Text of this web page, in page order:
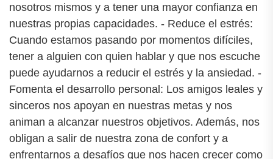
nosotros mismos y a tener una mayor confianza en
nuestras propias capacidades. - Reduce el estrés:
Cuando estamos pasando por momentos difíciles,
tener a alguien con quien hablar y que nos escuche
puede ayudarnos a reducir el estrés y la ansiedad. -
Fomenta el desarrollo personal: Los amigos leales y
sinceros nos apoyan en nuestras metas y nos
animan a alcanzar nuestros objetivos. Además, nos
obligan a salir de nuestra zona de confort y a
enfrentarnos a desafíos que nos hacen crecer como